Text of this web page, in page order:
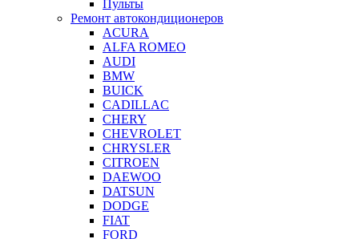
Пульты
Ремонт автокондиционеров
ACURA
ALFA ROMEO
AUDI
BMW
BUICK
CADILLAC
CHERY
CHEVROLET
CHRYSLER
CITROEN
DAEWOO
DATSUN
DODGE
FIAT
FORD